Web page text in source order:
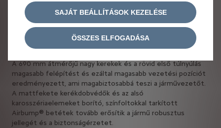
nyíl alakban végződnek, amitől még dinamikusabb lesz a
sziluett.
A csomagtérnyílás alatt a művészien formált hátsó
lökhárító alsó szegélye a védelem és a tartósság érdekében
matt fekete kivitelt kapott. A fényes fekete betétek
A 690 mm átmérőjű nagy kerekek és a rövid első túlnyúlás
magasabb felépítést és ezáltal magasabb vezetési pozíciót
eredményezett, ami magabiztosabbá teszi a járművezetőt.
A mattfekete kerékdobvédők és az alsó
karosszériaelemeket borító, színfoltokkal tarkított
Airbump® betétek tovább erősítik a jármű robusztus
jellegét és a biztonságérzetet.
SAJÁT BEÁLLÍTÁSOK KEZELÉSE
ÖSSZES ELFOGADÁSA